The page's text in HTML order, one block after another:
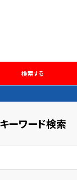
検索する
キーワード検索